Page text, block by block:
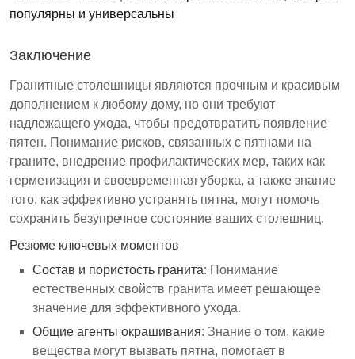
популярны и универсальны
Заключение
Гранитные столешницы являются прочным и красивым
дополнением к любому дому, но они требуют
надлежащего ухода, чтобы предотвратить появление
пятен. Понимание рисков, связанных с пятнами на
граните, внедрение профилактических мер, таких как
герметизация и своевременная уборка, а также знание
того, как эффективно устранять пятна, могут помочь
сохранить безупречное состояние ваших столешниц.
Резюме ключевых моментов
Состав и пористость гранита: Понимание
естественных свойств гранита имеет решающее
значение для эффективного ухода.
Общие агенты окрашивания: Знание о том, какие
вещества могут вызвать пятна, помогает в